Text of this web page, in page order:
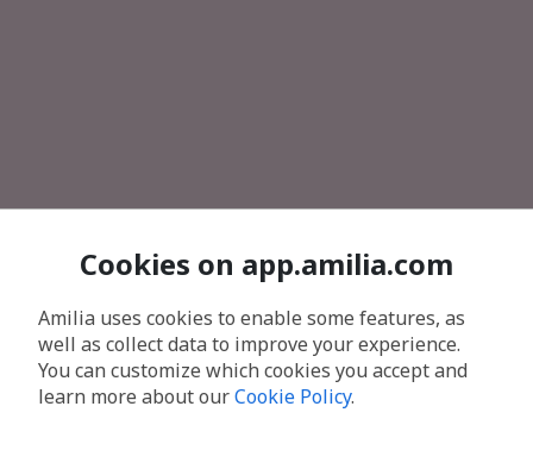
Cookies on app.amilia.com
Amilia uses cookies to enable some features, as
well as collect data to improve your experience.
You can customize which cookies you accept and
learn more about ourCookie Policy.